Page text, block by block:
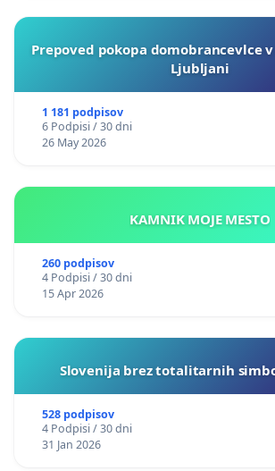
Prepoved pokopa domobrancevlce
Ljubljani
1 181 podpisov
6 Podpisi / 30 dni
26 May 2026
KAMNIK MOJE MESTO
260 podpisov
4 Podpisi / 30 dni
15 Apr 2026
Slovenija brez totalitarnih
528 podpisov
4 Podpisi / 30 dni
31 Jan 2026